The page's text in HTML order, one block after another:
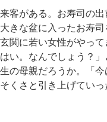
客がある。お寿司の
きな盆に入ったお寿
関に若い女性がやっ
い。なんでしょう？
の母親だろうか。「
くさと引き上げていっ